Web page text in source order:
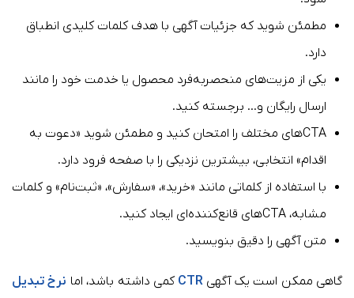
مطمئن شوید که جزئیات آگهی با هدف کلمات کلیدی انطباق
دارد.
یکی از مزیت‌های منحصربه‌فرد محصول یا خدمت خود را مانند
ارسال رایگان و… برجسته کنید.
CTAهای مختلف را امتحان کنید و مطمئن شوید «دعوت به
اقدام» انتخابی، بیشترین نزدیکی را با صفحه فرود دارد.
با استفاده از کلماتی مانند «خرید»، «سفارش»، «ثبت‌نام» و کلمات
مشابه، CTAهای قانع‌کننده‌ای ایجاد کنید.
متن آگهی را دقیق بنویسید.
گاهی ممکن است یک آگهیCTR کمی داشته باشد، اما نرخ تبدیل